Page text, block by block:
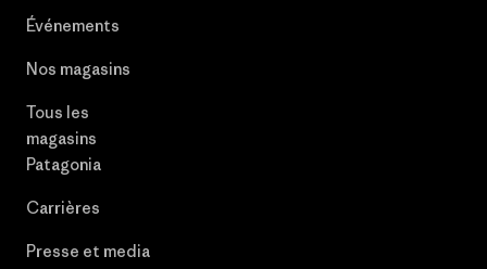
Événements
Nos magasins
Tous les
magasins
Patagonia
Carrières
Presse et media